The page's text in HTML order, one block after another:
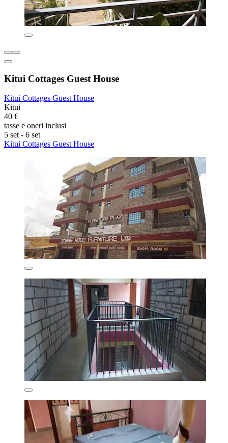
Kitui Cottages Guest House
Kitui Cottages Guest House
Kitui
40 €
tasse e oneri inclusi
5 set - 6 set
Kitui Cottages Guest House